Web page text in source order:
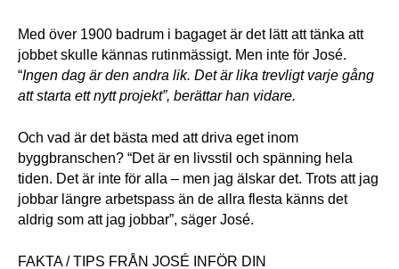
Med över 1900 badrum i bagaget är det lätt att tänka att
jobbet skulle kännas rutinmässigt. Men inte för José.
“Ingen dag är den andra lik. Det är lika trevligt varje gång
att starta ett nytt projekt”, berättar han vidare.
Och vad är det bästa med att driva eget inom
byggbranschen? “Det är en livsstil och spänning hela
tiden. Det är inte för alla – men jag älskar det. Trots att jag
jobbar längre arbetspass än de allra flesta känns det
aldrig som att jag jobbar”, säger José.
FAKTA / TIPS FRÅN JOSÉ INFÖR DIN